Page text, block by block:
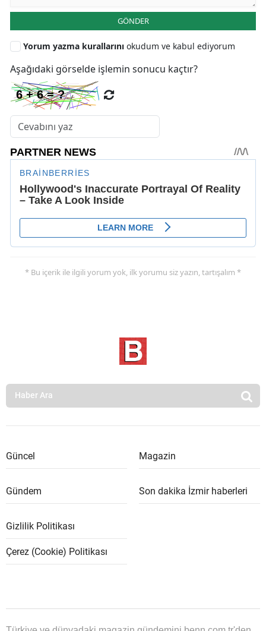
GÖNDER
Yorum yazma kurallarını okudum ve kabul ediyorum
Aşağıdaki görselde işlemin sonucu kaçtır?
* Bu içerik ile ilgili yorum yok, ilk yorumu siz yazın, tartışalım *
Güncel Magazin
Gündem Son dakika İzmir haberleri
Gizlilik Politikası
Çerez (Cookie) Politikası